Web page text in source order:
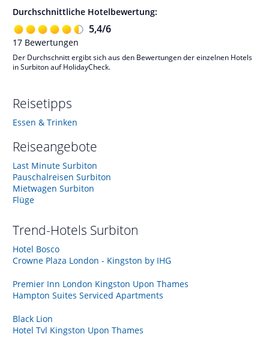
Durchschnittliche Hotelbewertung:
5,4/6
17 Bewertungen
Der Durchschnitt ergibt sich aus den Bewertungen der einzelnen Hotels
in Surbiton auf HolidayCheck.
Reisetipps
Essen & Trinken
Reiseangebote
Last Minute Surbiton
Pauschalreisen Surbiton
Mietwagen Surbiton
Flüge
Trend-Hotels Surbiton
Hotel Bosco
Crowne Plaza London - Kingston by IHG
Premier Inn London Kingston Upon Thames
Hampton Suites Serviced Apartments
Black Lion
Hotel Tvl Kingston Upon Thames